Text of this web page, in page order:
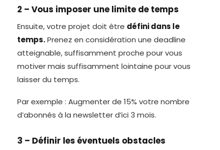
2 – Vous imposer une limite de temps
Ensuite, votre projet doit être défini dans le
temps.Prenez en considération une deadline
atteignable, suffisamment proche pour vous
motiver mais suffisamment lointaine pour vous
laisser du temps.
Par exemple : Augmenter de 15% votre nombre
d’abonnés à la newsletter d’ici 3 mois.
3 – Définir les éventuels obstacles